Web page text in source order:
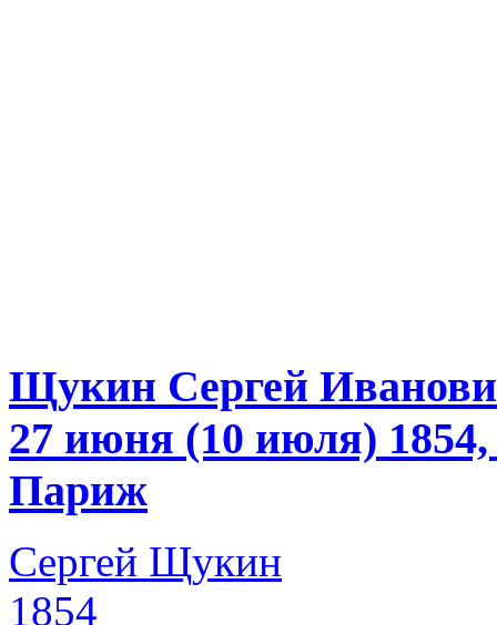
Щукин Сергей
27 июня (10 июля)
Париж
Сергей Щукин
1854